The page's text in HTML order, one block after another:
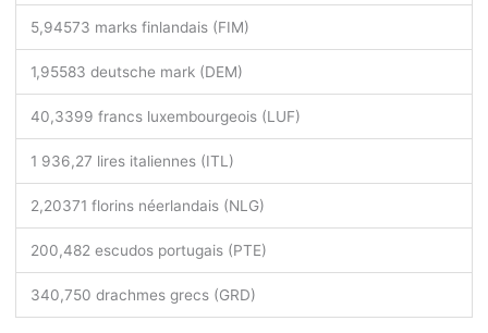
5,94573 marks finlandais (FIM)
1,95583 deutsche mark (DEM)
40,3399 francs luxembourgeois (LUF)
1 936,27 lires italiennes (ITL)
2,20371 florins néerlandais (NLG)
200,482 escudos portugais (PTE)
340,750 drachmes grecs (GRD)